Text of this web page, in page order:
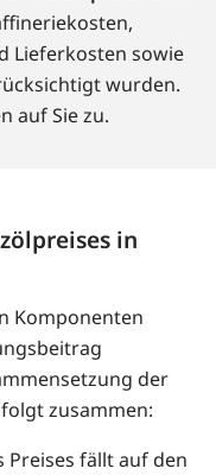
Lieferkosten sowie
wurden.
auf Sie zu.
in
Komponenten
der
zusammen:
Preises fällt auf den